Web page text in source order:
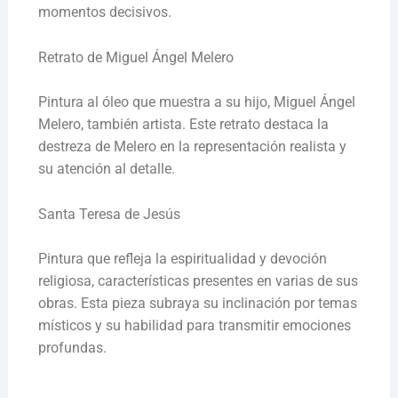
momentos decisivos.
Retrato de Miguel Ángel Melero
Pintura al óleo que muestra a su hijo, Miguel Ángel
Melero, también artista. Este retrato destaca la
destreza de Melero en la representación realista y
su atención al detalle.
Santa Teresa de Jesús
Pintura que refleja la espiritualidad y devoción
religiosa, características presentes en varias de sus
obras. Esta pieza subraya su inclinación por temas
místicos y su habilidad para transmitir emociones
profundas.